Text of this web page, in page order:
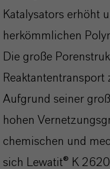
Katalysators erhöht
herkömmlichen
Die große
Reaktantentransport
Aufgrund seiner
hohen
chemischen und
sich Lewatit® K